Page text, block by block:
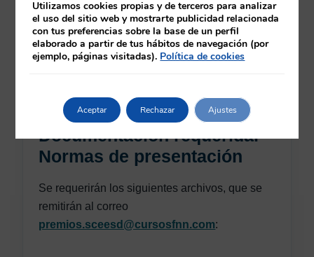
los Premios, antes del 30 de septiembre de
2026 al correo:
premios.sceesd@cursosfnn.com
Documentación requerida.
Normas de presentación
Se requerirán los siguientes archivos, que se
remitirán al correo
premios.sceesd@cursosfnn.com:
Utilizamos cookies propias y de terceros para analizar
el uso del sitio web y mostrarte publicidad relacionada
con tus preferencias sobre la base de un perfil
elaborado a partir de tus hábitos de navegación (por
ejemplo, páginas visitadas). Política de cookies
Aceptar Rechazar Ajustes